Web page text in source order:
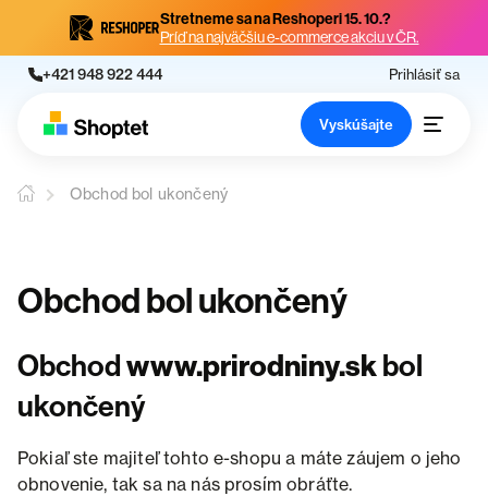
Stretneme sa na Reshoperi 15. 10.?
Príď na najväčšiu e-commerce akciu v ČR.
+421 948 922 444 Prihlásiť sa
Vyskúšajte
Obchod bol ukončený
Obchod bol ukončený
Obchodwww.prirodniny.skbol
ukončený
Pokiaľ ste majiteľ tohto e-shopu a máte záujem o jeho
obnovenie, tak sa na nás prosím obráťte.